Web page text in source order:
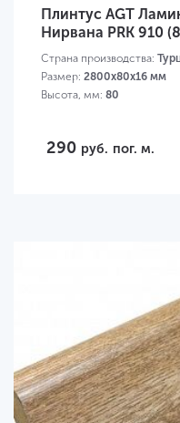
Плинтус AGT
Нирвана PRK 910
Страна производства:
Размер: 2800х80х16 мм
Высота, мм: 80
290 руб. пог. м.